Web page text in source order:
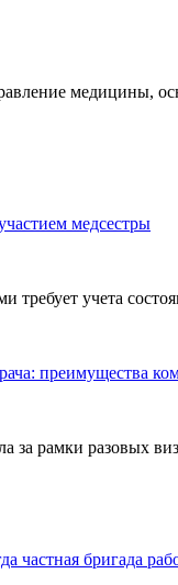
медицины,
медсестры
учета
преимущества
за рамки разовых
частная бригада